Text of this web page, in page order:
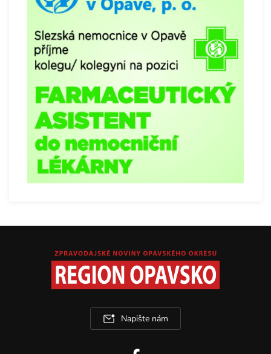
Napište nám